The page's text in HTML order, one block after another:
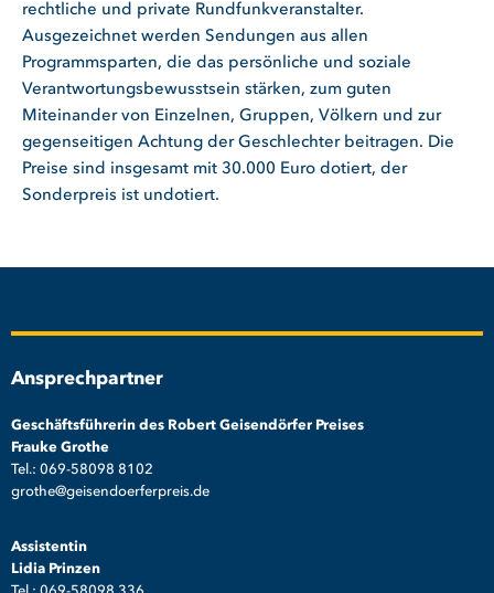
rechtliche und private Rundfunkveranstalter.
Ausgezeichnet werden Sendungen aus allen
Programmsparten, die das persönliche und soziale
Verantwortungsbewusstsein stärken, zum guten
Miteinander von Einzelnen, Gruppen, Völkern und zur
gegenseitigen Achtung der Geschlechter beitragen. Die
Preise sind insgesamt mit 30.000 Euro dotiert, der
Sonderpreis ist undotiert.
Ansprechpartner
Geschäftsführerin des Robert Geisendörfer Preises
Frauke Grothe
Tel.: 069-58098 8102
grothe@geisendoerferpreis.de
Assistentin
Lidia Prinzen